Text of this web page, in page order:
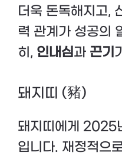
더욱 돈독해지고,
력 관계가 성공의
히, 인내심과 끈기
돼지띠 (豬)
돼지띠에게 2025
입니다. 재정적으